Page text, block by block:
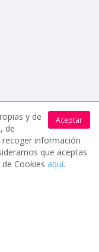
Aceptar
y de
de
información
que aceptas
Cookies aquí.